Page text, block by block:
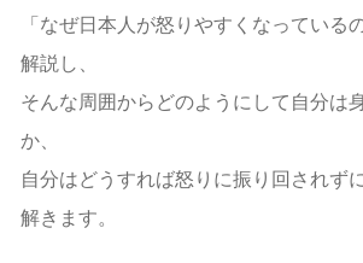
「なぜ日本人が怒りやすくなっている
解説し、
そんな周囲からどのようにして自分は
か、
自分はどうすれば怒りに振り回されず
解きます。